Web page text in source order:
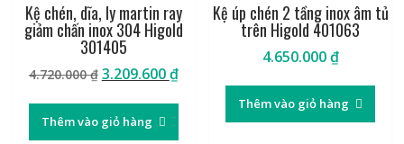
Kệ chén, dĩa, ly martin ray
giảm chấn inox 304 Higold
301405
4.720.000₫ Giá
là:
4.720.000 ₫.
3.209.600₫Giá
Thêm vào giỏ hàng
Kệ úp chén 2 tầng inox âm tủ
trên Higold 401063
4.650.000₫
Thêm vào giỏ hàng